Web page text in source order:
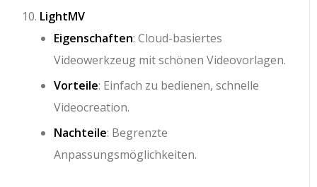
LightMV
Eigenschaften: Cloud-basiertes
Videowerkzeug mit schönen Videovorlagen.
Vorteile: Einfach zu bedienen, schnelle
Videocreation.
Nachteile: Begrenzte
Anpassungsmöglichkeiten.